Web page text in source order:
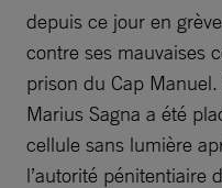
depuis ce jour en
contre ses mauvaises
prison du Cap
Marius Sagna a été
cellule sans lumière
l’autorité pénitentiaire